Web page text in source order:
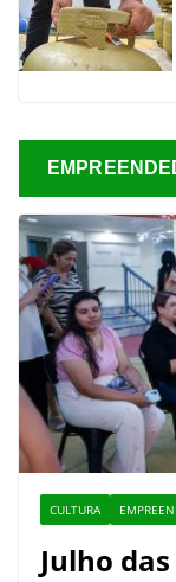
CULTURA
Julho